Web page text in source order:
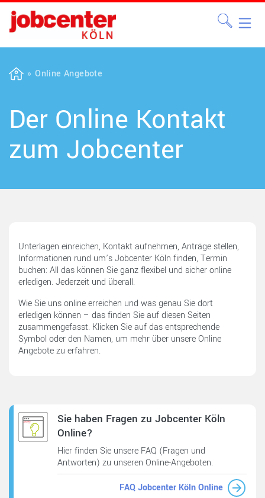
Online Angebote
Der Online Kontakt
zum Jobcenter
Unterlagen einreichen, Kontakt aufnehmen, Anträge stellen,
Informationen rund um’s Jobcenter Köln finden, Termin
buchen: All das können Sie ganz flexibel und sicher online
erledigen. Jederzeit und überall.
Wie Sie uns online erreichen und was genau Sie dort
erledigen können – das finden Sie auf diesen Seiten
zusammengefasst. Klicken Sie auf das entsprechende
Symbol oder den Namen, um mehr über unsere Online
Angebote zu erfahren.
Sie haben Fragen zu Jobcenter Köln
Online?
Hier finden Sie unsere FAQ (Fragen und
Antworten) zu unseren Online-Angeboten.
FAQ Jobcenter Köln Online